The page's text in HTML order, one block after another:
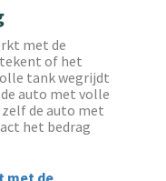
met de
of het
tank wegrijdt
auto met volle
de auto met
het bedrag